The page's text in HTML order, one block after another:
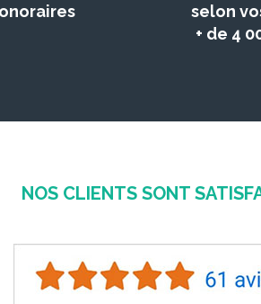
selon
+ de 4
NOS CLIENTS SONT